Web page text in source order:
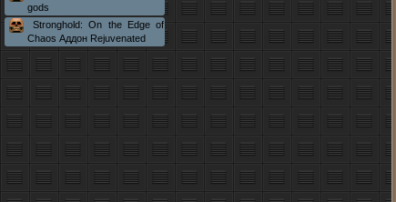
gods
Stronghold: On the Edge of
Chaos Аддон Rejuvenated